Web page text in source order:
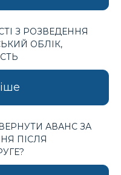
З РОЗВЕДЕННЯ
ОБЛІК,
АВАНС ЗА
ПІСЛЯ